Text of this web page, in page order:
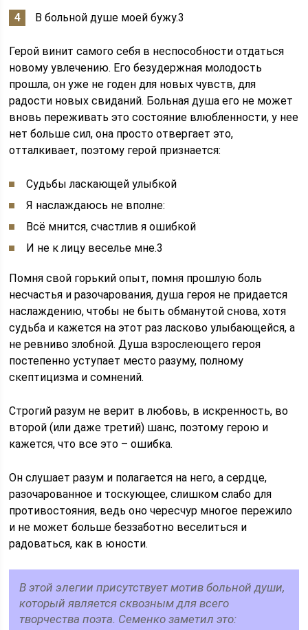
В больной душе моей бужу.3
Герой винит самого себя в неспособности отдаться
новому увлечению. Его безудержная молодость
прошла, он уже не годен для новых чувств, для
радости новых свиданий. Больная душа его не может
вновь переживать это состояние влюбленности, у нее
нет больше сил, она просто отвергает это,
отталкивает, поэтому герой признается:
Судьбы ласкающей улыбкой
Я наслаждаюсь не вполне:
Всё мнится, счастлив я ошибкой
И не к лицу веселье мне.3
Помня свой горький опыт, помня прошлую боль
несчастья и разочарования, душа героя не придается
наслаждению, чтобы не быть обманутой снова, хотя
судьба и кажется на этот раз ласково улыбающейся, а
не ревниво злобной. Душа взрослеющего героя
постепенно уступает место разуму, полному
скептицизма и сомнений.
Строгий разум не верит в любовь, в искренность, во
второй (или даже третий) шанс, поэтому герою и
кажется, что все это – ошибка.
Он слушает разум и полагается на него, а сердце,
разочарованное и тоскующее, слишком слабо для
противостояния, ведь оно чересчур многое пережило
и не может больше беззаботно веселиться и
радоваться, как в юности.
В этой элегии присутствует мотив больной души,
который является сквозным для всего
творчества поэта. Семенко заметил это: